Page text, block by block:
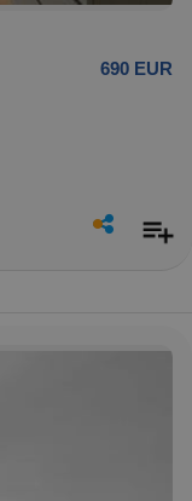
690 EUR